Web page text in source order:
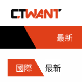
最新
國際 最新